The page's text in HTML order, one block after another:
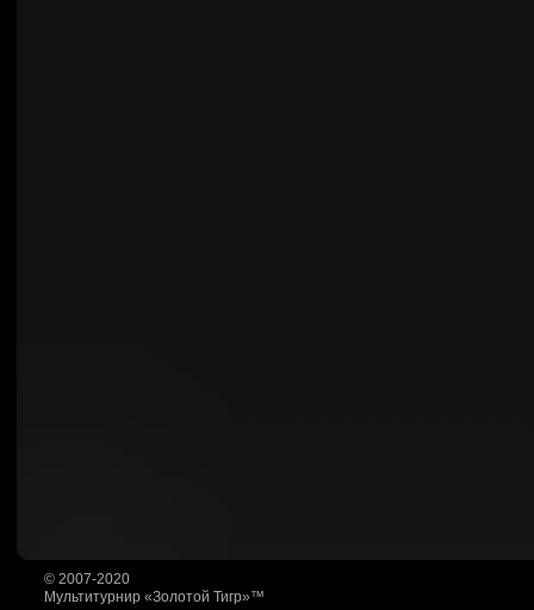
© 2007-2020
Мультитурнир «Золотой Тигр»™